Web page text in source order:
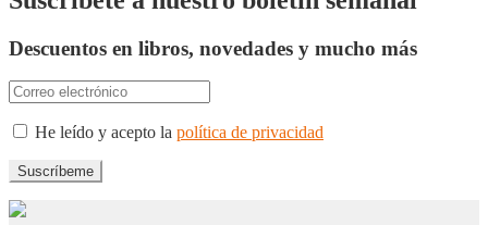
Descuentos en libros, novedades y mucho más
He leído y acepto la política de privacidad